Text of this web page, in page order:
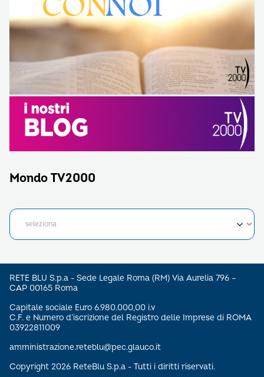
Mondo TV2000
RETE BLU S.p.a - Sede Legale Roma (RM) Via Aurelia 796 –
CAP 00165 Roma
Capitale sociale Euro 6.980.000,00 i.v
C.F. e Numero d’iscrizione del Registro delle Imprese di ROMA
03922811009
amministrazione.reteblu@pec.glauco.it
Copyright 2026 ReteBlu S.p.a - Tutti i diritti riservati.